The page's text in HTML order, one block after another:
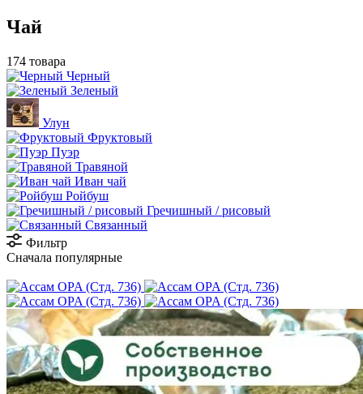
Чай
174 товара
Черный
Зеленый
Улун
Фруктовый
Пуэр
Травяной
Иван чай
Ройбуш
Гречишный / рисовый
Связанный
Фильтр
Сначала популярные